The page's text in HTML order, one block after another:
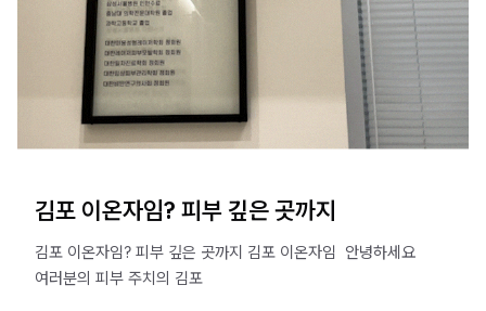
김포 이온자임? 피부 깊은 곳까지
김포 이온자임? 피부 깊은 곳까지 김포 이온자임 ​ 안녕하세요
여러분의 피부 주치의 김포